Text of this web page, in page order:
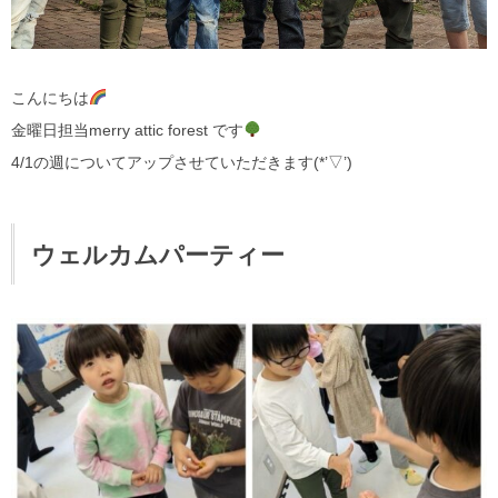
こんにちは
金曜日担当merry attic forest です
4/1の週についてアップさせていただきます(*’▽’)
ウェルカムパーティー